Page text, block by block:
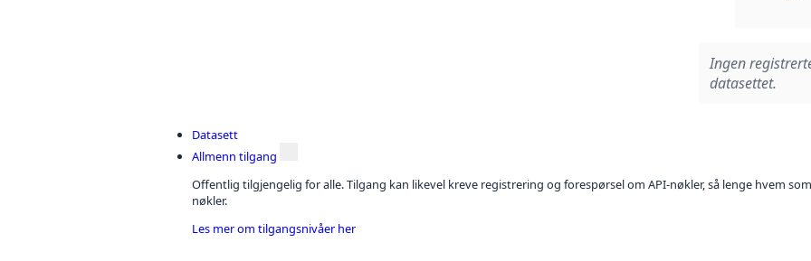
Ingen
datasettet.
Datasett
Allmenn tilgang
Offentlig tilgjengelig for alle. Tilgang kan likevel kreve registrering og forespørsel om API-nøkler, så lenge hvem
nøkler.
Les mer om tilgangsnivåer her